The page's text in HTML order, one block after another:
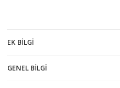
EK BILGI
GENEL BILGI